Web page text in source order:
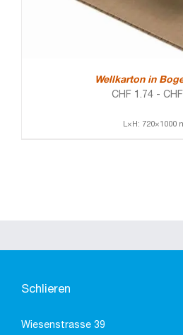
Wellkarton in
CHF 1.74 - CHF
L×H: 720×1000
Schlieren
Wiesenstrasse 39